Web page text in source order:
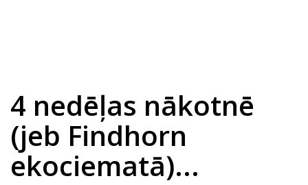
4 nedēļas nākotnē
(jeb Findhorn
ekociematā)...